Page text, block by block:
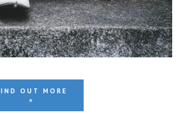
OUT MORE
»